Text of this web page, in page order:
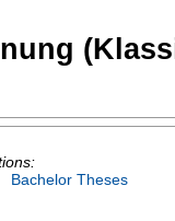
Bachelor Theses